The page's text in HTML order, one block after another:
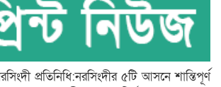
প্রতিনিধি:নরসিংদীর ৫টি আসনে শান্তিপূর্ণ